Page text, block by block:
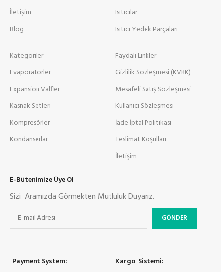
İletişim
Blog
Isıtıcılar
Isıtıcı Yedek Parçaları
Kategoriler
Evaporatorler
Expansion Valfler
Kasnak Setleri
Kompresörler
Kondanserlar
Faydalı Linkler
Gizlilik Sözleşmesi (KVKK)
Mesafeli Satış Sözleşmesi
Kullanıcı Sözleşmesi
İade İptal Politikası
Teslimat Koşulları
İletişim
E-Bütenimize Üye Ol
Sizi Aramızda Görmekten Mutluluk Duyarız.
Payment System: Kargo Sistemi: